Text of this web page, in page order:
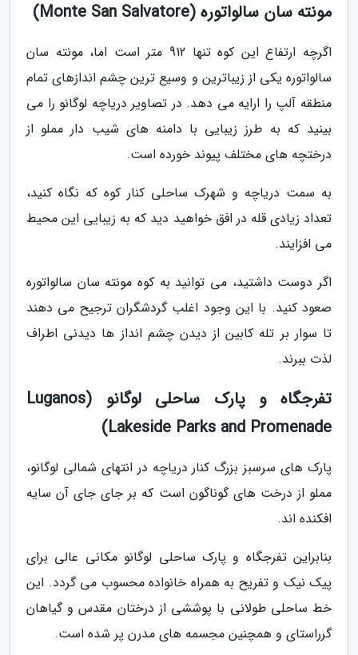
مونته سان سالواتوره (Monte San Salvatore)
اگرچه ارتفاع این کوه تنها 912 متر است اما، مونته سان
سالواتوره یکی از زیباترین و وسیع ترین چشم اندازهای تمام
منطقه آلپ را ارایه می دهد. در تصاویر دریاچه لوگانو را می
بینید که به طرز زیبایی با دامنه های شیب دار مملو از
درختچه های مختلف پیوند خورده است.
به سمت دریاچه و شهرک ساحلی کنار کوه که نگاه کنید،
تعداد زیادی قله در افق خواهید دید که به زیبایی این محیط
می افزایند.
اگر دوست داشتید، می توانید به کوه مونته سان سالواتوره
صعود کنید. با این وجود اغلب گردشگران ترجیح می دهند
تا سوار بر تله کابین از دیدن چشم انداز ها دیدنی اطراف
لذت ببرند.
تفرجگاه و پارک ساحلی لوگانو (Luganos
Lakeside Parks and Promenade)
پارک های سرسبز بزرگ کنار دریاچه در انتهای شمالی لوگانو،
مملو از درخت های گوناگون است که بر جای جای آن سایه
افکنده اند.
بنابراین تفرجگاه و پارک ساحلی لوگانو مکانی عالی برای
پیک نیک و تفریح به همراه خانواده محسوب می گردد. این
خط ساحلی طولانی با پوششی از درختان مقدس و گیاهان
گرراستای و همچنین مجسمه های مدرن پر شده است.